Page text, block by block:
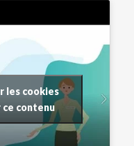
les cookies
contenu